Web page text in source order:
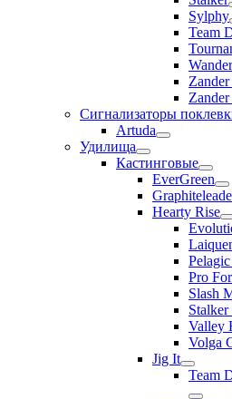
Sylphy
Team
Сигнализаторы
Artuda
Удилища
Кастинговые
EverGreen
Hearty Rise
Pro
Slash
Valley
Volga
Jig It
Team